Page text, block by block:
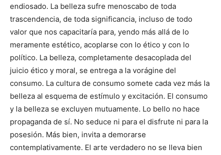
endiosado. La belleza sufre menoscabo de toda
trascendencia, de toda significancia, incluso de todo
valor que nos capacitaría para, yendo más allá de lo
meramente estético, acoplarse con lo ético y con lo
político. La belleza, completamente desacoplada del
juicio ético y moral, se entrega a la vorágine del
consumo. La cultura de consumo somete cada vez más la
belleza al esquema de estímulo y excitación. El consumo
y la belleza se excluyen mutuamente. Lo bello no hace
propaganda de sí. No seduce ni para el disfrute ni para la
posesión. Más bien, invita a demorarse
contemplativamente. El arte verdadero no se lleva bien